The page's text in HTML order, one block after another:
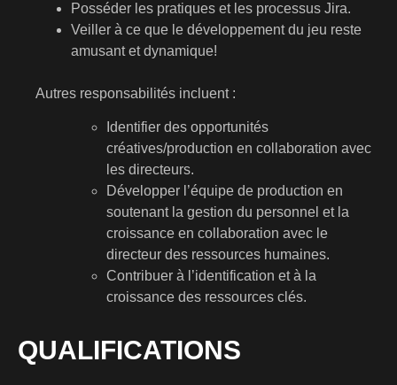
Posséder les pratiques et les processus Jira.
Veiller à ce que le développement du jeu reste
amusant et dynamique!
Autres responsabilités incluent :
Identifier des opportunités
créatives/production en collaboration avec
les directeurs.
Développer l’équipe de production en
soutenant la gestion du personnel et la
croissance en collaboration avec le
directeur des ressources humaines.
Contribuer à l’identification et à la
croissance des ressources clés.
QUALIFICATIONS